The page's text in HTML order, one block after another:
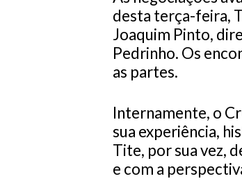
desta terça-feira,
Joaquim Pinto,
Pedrinho. Os
as partes.
Internamente, o
sua experiência,
Tite, por sua vez,
e com a